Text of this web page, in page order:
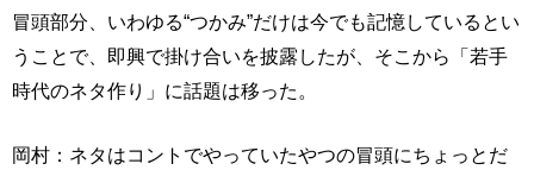
冒頭部分、いわゆる“つかみ”だけは今でも記憶しているとい
うことで、即興で掛け合いを披露したが、そこから「若手
時代のネタ作り」に話題は移った。
岡村：ネタはコントでやっていたやつの冒頭にちょっとだ